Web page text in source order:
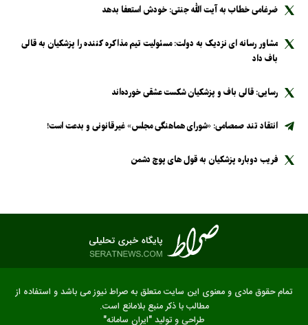
ضرغامی خطاب به آیت الله جنتی: خودش استعفا بدهد
مشاور رسانه ای نزدیک به دولت: مسئولیت تیم مذاکره کننده را پزشکیان به قالی
باف داد
رسایی: قالی باف و پزشکیان شکست عشقی خورده‌اند
انتقاد تند صمصامی: «شورای هماهنگی مجلس» غیرقانونی و بدعت است!
فریب دوباره پزشکیان به قول های پوچ دشمن
تمام حقوق مادی و معنوی این سایت متعلق به صراط نیوز می باشد و استفاده از
مطالب با ذکر منبع بلامانع است.
طراحی و تولید"ایران سامانه"